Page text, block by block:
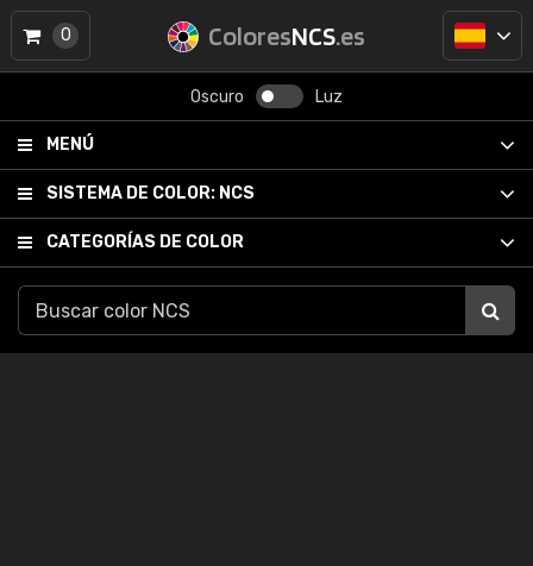
ColoresNCS.es
Oscuro Luz
MENÚ
SISTEMA DE COLOR: NCS
CATEGORÍAS DE COLOR
0